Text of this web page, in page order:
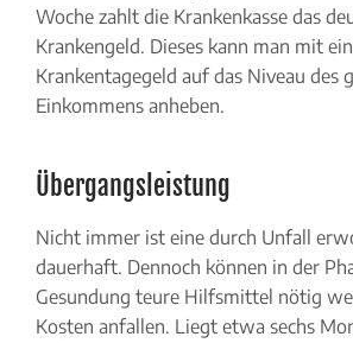
Woche zahlt die Krankenkasse das
Krankengeld. Dieses kann man mit
Krankentagegeld auf das Niveau des
Einkommens anheben.
Übergangsleistung
Nicht immer ist eine durch Unfall
dauerhaft. Dennoch können in der
Gesundung teure Hilfsmittel nötig
Kosten anfallen. Liegt etwa sechs